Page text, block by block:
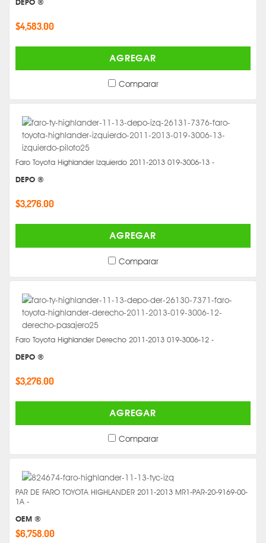
DEPO ®
$4,583.00
AGREGAR
Comparar
Faro Toyota Highlander Izquierdo 2011-2013 019-3006-13 -
DEPO ®
$3,276.00
AGREGAR
Comparar
Faro Toyota Highlander Derecho 2011-2013 019-3006-12 -
DEPO ®
$3,276.00
AGREGAR
Comparar
PAR DE FARO TOYOTA HIGHLANDER 2011-2013 MR1-PAR-20-9169-00-
1A -
OEM ®
$6,758.00